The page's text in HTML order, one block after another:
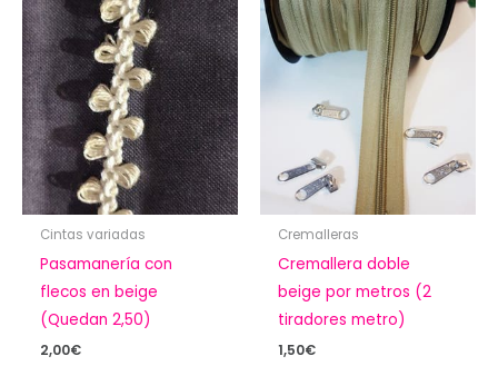
Cintas variadas
Pasamanería con
flecos en beige
(Quedan 2,50)
2,00€
Cremalleras
Cremallera doble
beige por metros (2
tiradores metro)
1,50€